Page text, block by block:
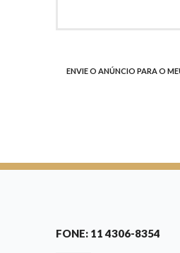
ENVIE O ANÚNCIO PARA O
FONE: 11 4306-8354